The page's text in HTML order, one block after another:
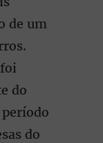
de um
do
do